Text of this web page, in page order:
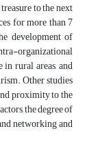
to the next
for more than 7
development of
organizational
rural areas, and
Other studies
proximity to the
the degree of
networking and